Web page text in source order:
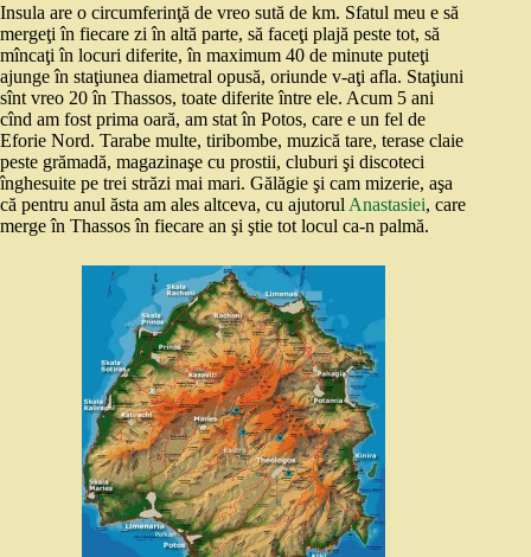
Insula are o circumferinţă de vreo sută de km. Sfatul meu e să
mergeţi în fiecare zi în altă parte, să faceţi plajă peste tot, să
mîncaţi în locuri diferite, în maximum 40 de minute puteţi
ajunge în staţiunea diametral opusă, oriunde v-aţi afla. Staţiuni
sînt vreo 20 în Thassos, toate diferite între ele. Acum 5 ani
cînd am fost prima oară, am stat în Potos, care e un fel de
Eforie Nord. Tarabe multe, tiribombe, muzică tare, terase claie
peste grămadă, magazinaşe cu prostii, cluburi şi discoteci
înghesuite pe trei străzi mai mari. Gălăgie şi cam mizerie, aşa
că pentru anul ăsta am ales altceva, cu ajutorul Anastasiei, care
merge în Thassos în fiecare an şi ştie tot locul ca-n palmă.